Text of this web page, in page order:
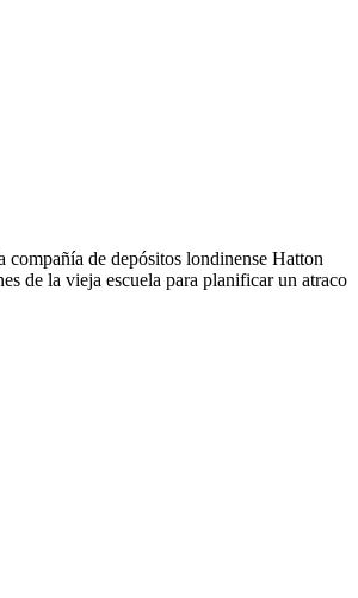
de depósitos londinense Hatton
de la vieja escuela para planificar un atraco